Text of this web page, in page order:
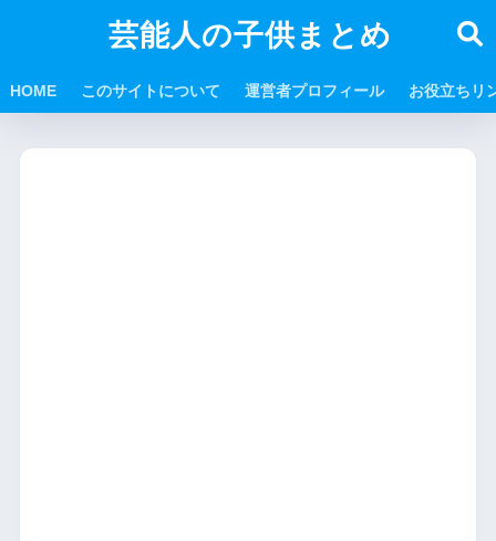
芸能人の子供まとめ
HOME このサイトについて 運営者プロフィール お役立ちリ